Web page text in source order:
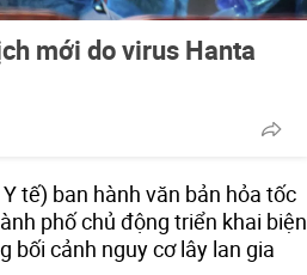
mới do virus Hanta
tế) ban hành văn bản hỏa tốc
phố chủ động triển khai biện
bối cảnh nguy cơ lây lan gia